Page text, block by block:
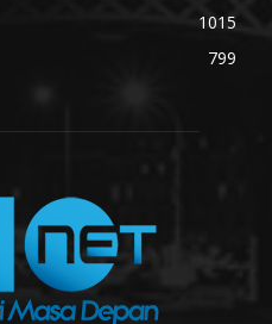
1015
799